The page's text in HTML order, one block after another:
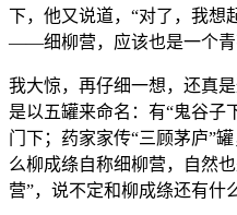
下，他又说道，“对了，我想
——细柳营，应该也是一个青
我大惊，再仔细一想，还真
是以五罐来命名：有“鬼谷子
门下；药家家传“三顾茅庐”
么柳成绦自称细柳营，自然
营”，说不定和柳成绦还有什